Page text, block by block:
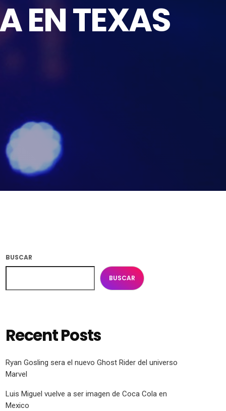
EN TEXAS
BUSCAR
BUSCAR
Recent Posts
Ryan Gosling sera el nuevo Ghost Rider del universo
Marvel
Luis Miguel vuelve a ser imagen de Coca Cola en
Mexico